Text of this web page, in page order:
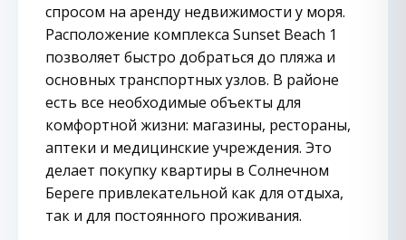
спросом на аренду недвижимости у моря.
Расположение комплекса Sunset Beach 1
позволяет быстро добраться до пляжа и
основных транспортных узлов. В районе
есть все необходимые объекты для
комфортной жизни: магазины, рестораны,
аптеки и медицинские учреждения. Это
делает покупку квартиры в Солнечном
Береге привлекательной как для отдыха,
так и для постоянного проживания.